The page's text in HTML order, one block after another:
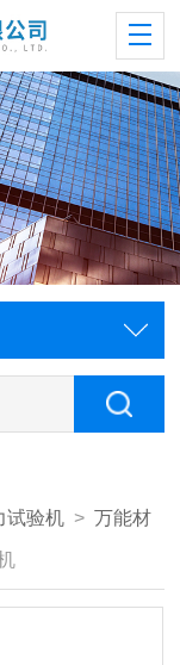
试验机 >万能材